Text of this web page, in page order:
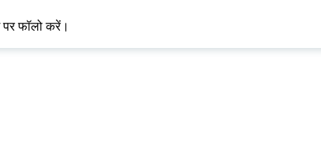
फॉलो करें।